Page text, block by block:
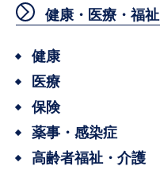
健康・医療・福祉
健康
医療
保険
薬事・感染症
高齢者福祉・介護